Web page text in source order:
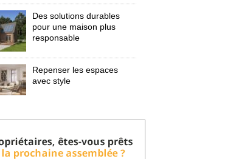
Des solutions durables
pour une maison plus
responsable
Repenser les espaces
avec style